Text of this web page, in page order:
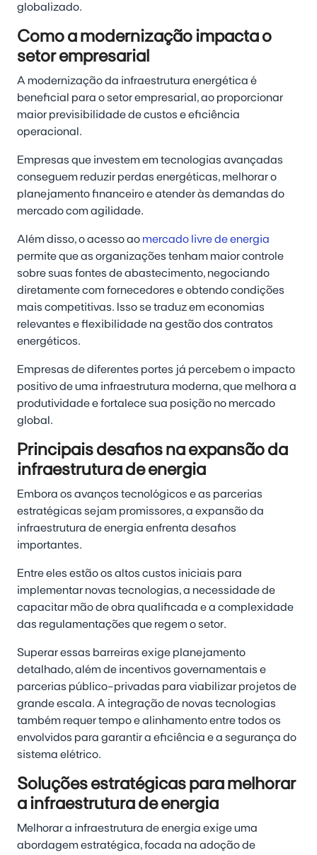
globalizado.
Como a modernização impacta o
setor empresarial
A modernização da infraestrutura energética é
beneficial para o setor empresarial, ao proporcionar
maior previsibilidade de custos e eficiência
operacional.
Empresas que investem em tecnologias avançadas
conseguem reduzir perdas energéticas, melhorar o
planejamento financeiro e atender às demandas do
mercado com agilidade.
Além disso, o acesso ao mercado livre de energia
permite que as organizações tenham maior controle
sobre suas fontes de abastecimento, negociando
diretamente com fornecedores e obtendo condições
mais competitivas. Isso se traduz em economias
relevantes e flexibilidade na gestão dos contratos
energéticos.
Empresas de diferentes portes já percebem o impacto
positivo de uma infraestrutura moderna, que melhora a
produtividade e fortalece sua posição no mercado
global.
Principais desafios na expansão da
infraestrutura de energia
Embora os avanços tecnológicos e as parcerias
estratégicas sejam promissores, a expansão da
infraestrutura de energia enfrenta desafios
importantes.
Entre eles estão os altos custos iniciais para
implementar novas tecnologias, a necessidade de
capacitar mão de obra qualificada e a complexidade
das regulamentações que regem o setor.
Superar essas barreiras exige planejamento
detalhado, além de incentivos governamentais e
parcerias público-privadas para viabilizar projetos de
grande escala. A integração de novas tecnologias
também requer tempo e alinhamento entre todos os
envolvidos para garantir a eficiência e a segurança do
sistema elétrico.
Soluções estratégicas para melhorar
a infraestrutura de energia
Melhorar a infraestrutura de energia exige uma
abordagem estratégica, focada na adoção de